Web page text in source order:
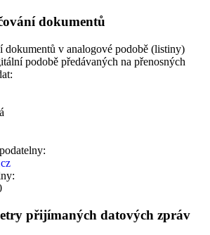
dokumentů
dokumentů v analogové podobě (listiny)
podobě předávaných na přenosných
přijímaných datových zpráv